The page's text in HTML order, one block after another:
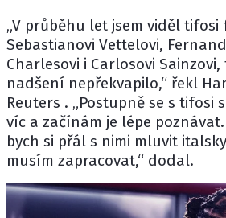
„V průběhu let jsem viděl
Sebastianovi Vettelovi,
Charlesovi i Carlosovi Sainzovi,
nadšení nepřekvapilo,“ řekl
Reuters . „Postupně se s tifosi
víc a začínám je lépe
bych si přál s nimi mluvit
musím zapracovat,“ dodal.